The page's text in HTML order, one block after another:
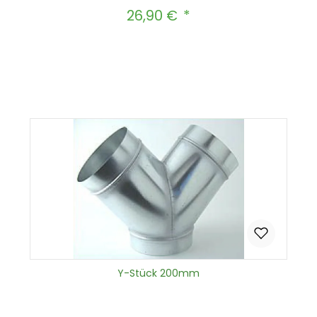
Regulärer Preis:
26,90 €
Y-Stück 200mm